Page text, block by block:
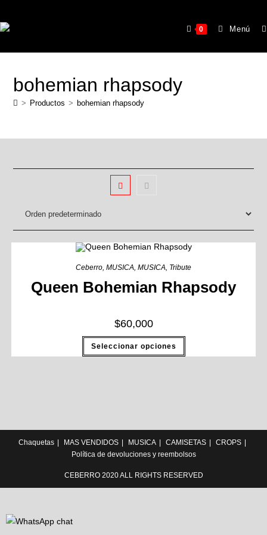
0 Menú
bohemian rhapsody
> Productos > bohemian rhapsody
Ceberro, MUSICA, MUSICA, Tribute
Queen Bohemian Rhapsody
$60,000
Seleccionar opciones
Chaquetas MAS VENDIDOS MUSICA CAMISETAS
CROPS
Política de devoluciones y reembolsos
CEBERRO 2020 ALL RIGHTS RESERVED